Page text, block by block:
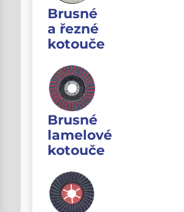
Brusné
a řezné
kotouče
Brusné
lamelové
kotouče